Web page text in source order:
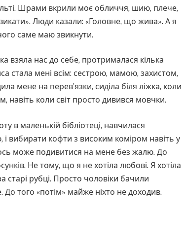
Шрами вкрили моє обличчя, шию, плече,
Люди казали: «Головне, що жива». А я
саме маю звикнути.
взяла нас до себе, протрималася кілька
стала мені всім: сестрою, мамою, захистом,
мене на перев’язки, сиділа біля ліжка, коли
навіть коли світ просто дивився мовчки.
в маленькій бібліотеці, навчилася
вибирати кофти з високим коміром навіть у
може подивитися на мене без жалю. До
Не тому, що я не хотіла любові. Я хотіла
старі рубці. Просто чоловіки бачили
того «потім» майже ніхто не доходив.